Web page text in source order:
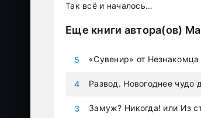
Так всё и началось…
Еще книги автора(ов)
Замуж? Никогда! или Из
Развод. Новогоднее чудо
«Сувенир» от Незнакомца